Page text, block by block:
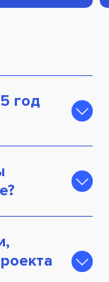
год
2025 год
формируем
как
на нашем
портале